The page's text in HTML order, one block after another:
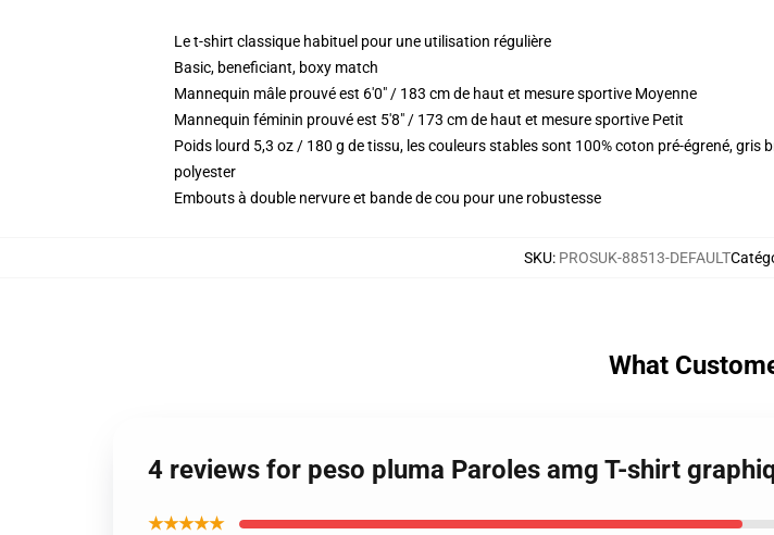
Le t-shirt classique habituel pour une utilisation régulière
Basic, beneficiant, boxy match
Mannequin mâle prouvé est 6'0" / 183 cm de haut et mesure sportive Moyenne
Mannequin féminin prouvé est 5'8" / 173 cm de haut et mesure sportive Petit
Poids lourd 5,3 oz / 180 g de tissu, les couleurs stables sont 100% coton pré-égrené,
polyester
Embouts à double nervure et bande de cou pour une robustesse
SKU: PROSUK-88513-DEFAULT
What
4 reviews for peso pluma Paroles amg T-shirt
★★★★★